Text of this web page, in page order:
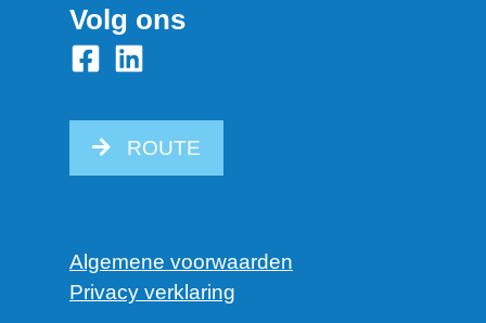
Volg ons
ROUTE
Algemene voorwaarden
Privacy verklaring